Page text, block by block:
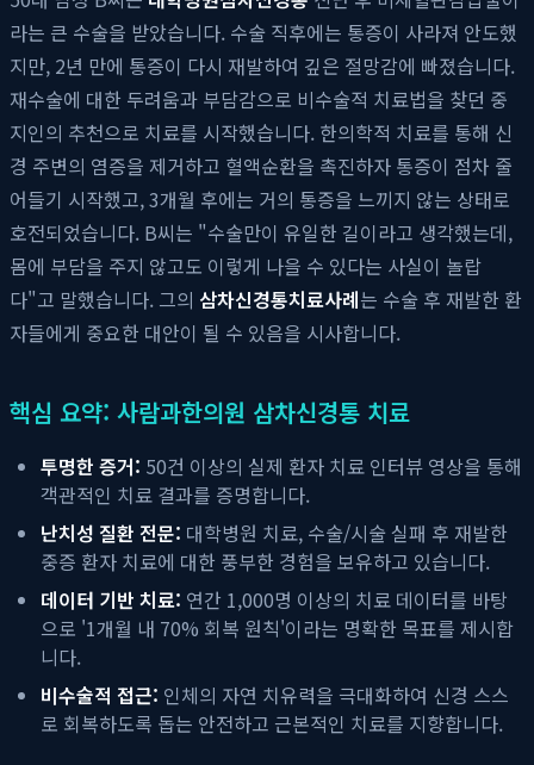
라는 큰 수술을 받았습니다. 수술 직후에는 통증이 사라져 안도했
지만, 2년 만에 통증이 다시 재발하여 깊은 절망감에 빠졌습니다.
재수술에 대한 두려움과 부담감으로 비수술적 치료법을 찾던 중
지인의 추천으로 치료를 시작했습니다. 한의학적 치료를 통해 신
경 주변의 염증을 제거하고 혈액순환을 촉진하자 통증이 점차 줄
어들기 시작했고, 3개월 후에는 거의 통증을 느끼지 않는 상태로
호전되었습니다. B씨는 "수술만이 유일한 길이라고 생각했는데,
몸에 부담을 주지 않고도 이렇게 나을 수 있다는 사실이 놀랍
다"고 말했습니다. 그의 삼차신경통치료사례는 수술 후 재발한 환
자들에게 중요한 대안이 될 수 있음을 시사합니다.
핵심 요약: 사람과한의원 삼차신경통 치료
투명한 증거: 50건 이상의 실제 환자 치료 인터뷰 영상을 통해
객관적인 치료 결과를 증명합니다.
난치성 질환 전문: 대학병원 치료, 수술/시술 실패 후 재발한
중증 환자 치료에 대한 풍부한 경험을 보유하고 있습니다.
데이터 기반 치료: 연간 1,000명 이상의 치료 데이터를 바탕
으로 '1개월 내 70% 회복 원칙'이라는 명확한 목표를 제시합
니다.
비수술적 접근: 인체의 자연 치유력을 극대화하여 신경 스스
로 회복하도록 돕는 안전하고 근본적인 치료를 지향합니다.